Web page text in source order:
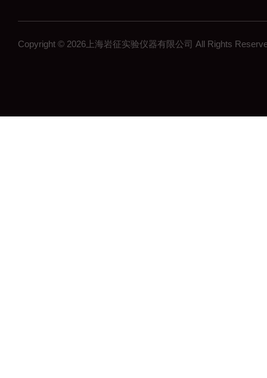
Copyright © 2026上海岩征实验仪器有限公司 All Rights